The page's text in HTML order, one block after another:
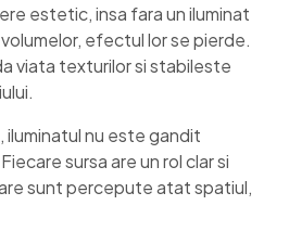
estetic, insa fara un iluminat
efectul lor se pierde.
viata texturilor si stabileste
nu este gandit
sursa are un rol clar si
sunt percepute atat spatiul,